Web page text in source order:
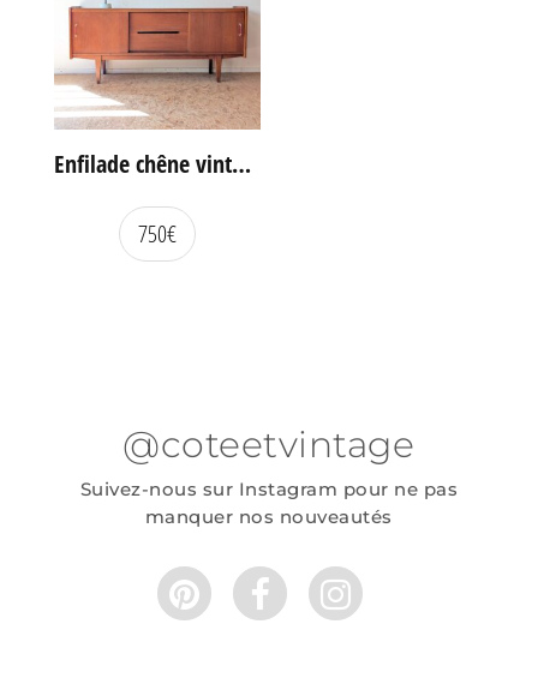
Enfilade chêne vintage portes coulissantes
750€
@coteetvintage
Suivez-nous sur Instagram pour ne pas
manquer nos nouveautés